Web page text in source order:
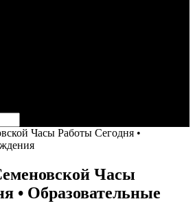
Часы
• Образовательные